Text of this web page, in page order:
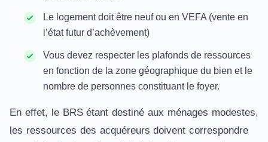
Le logement doit être neuf ou en VEFA (vente en
l’état futur d’achèvement)
Vous devez respecter les plafonds de ressources
en fonction de la zone géographique du bien et le
nombre de personnes constituant le foyer.
En effet, le BRS étant destiné aux ménages modestes,
les ressources des acquéreurs doivent correspondre